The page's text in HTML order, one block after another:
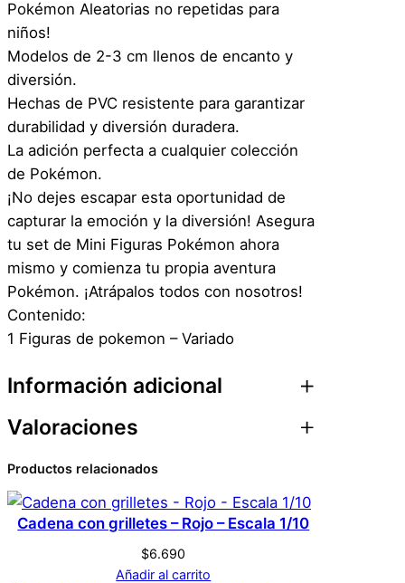
–
A
l
A
z
a
r
c
a
n
t
i
d
a
d
Pokémon Aleatorias no repetidas para
niños!
Modelos de 2-3 cm llenos de encanto y
diversión.
Hechas de PVC resistente para garantizar
durabilidad y diversión duradera.
La adición perfecta a cualquier colección
de Pokémon.
¡No dejes escapar esta oportunidad de
capturar la emoción y la diversión! Asegura
tu set de Mini Figuras Pokémon ahora
mismo y comienza tu propia aventura
Pokémon. ¡Atrápalos todos con nosotros!
Contenido:
1 Figuras de pokemon – Variado
Información adicional
Atributos
Marca Genérica
Valoraciones
0 valoraciones en 1 un.
de Figura de pokemon
Productos relacionados
Cadena con grilletes – Rojo – Escala 1/10
$6.690
Añadir al carrito